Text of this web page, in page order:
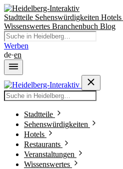
Stadtteile Sehenswürdigkeiten Hotels
Wissenswertes Branchenbuch Blog
Werben
de·en
Stadtteile
Sehenswürdigkeiten
Hotels
Restaurants
Veranstaltungen
Wissenswertes